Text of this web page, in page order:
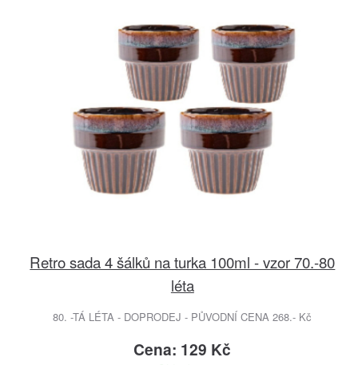
Retro sada 4 šálků na turka 100ml - vzor 70.-80
léta
80. -TÁ LÉTA - DOPRODEJ - PŮVODNÍ CENA 268.- Kč
Cena: 129 Kč